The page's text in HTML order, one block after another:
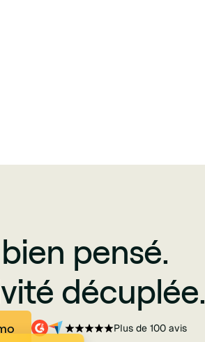
pensé.
décuplée.
Plus de 100 avis